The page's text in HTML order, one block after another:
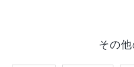
その